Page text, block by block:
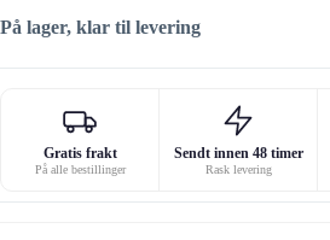
På lager, klar til levering
Gratis frakt
På alle bestillinger
Sendt innen 48 timer
Rask levering